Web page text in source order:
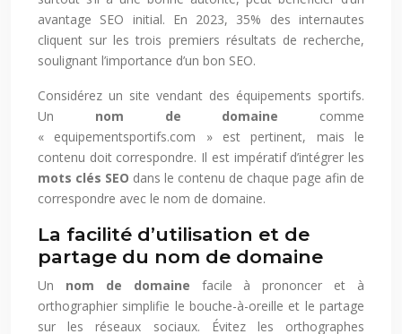
avantage SEO initial. En 2023, 35% des internautes
cliquent sur les trois premiers résultats de recherche,
soulignant l’importance d’un bon SEO.
Considérez un site vendant des équipements sportifs.
Un nom de domaine comme
« equipementsportifs.com » est pertinent, mais le
contenu doit correspondre. Il est impératif d’intégrer les
mots clés SEO dans le contenu de chaque page afin de
correspondre avec le nom de domaine.
La facilité d’utilisation et de
partage du nom de domaine
Un nom de domaine facile à prononcer et à
orthographier simplifie le bouche-à-oreille et le partage
sur les réseaux sociaux. Évitez les orthographes